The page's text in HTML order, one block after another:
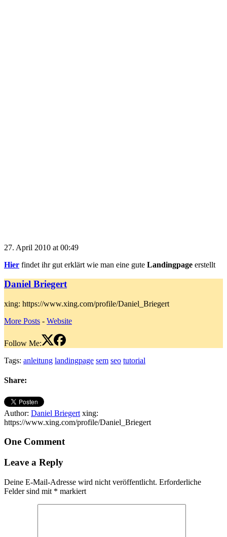
27. April 2010 at 00:49
Hier findet ihr gut erklärt wie man eine gute Landingpage erstellt
Daniel Briegert
xing: https://www.xing.com/profile/Daniel_Briegert
More Posts - Website
Follow Me:
Tags: anleitung landingpage sem seo tutorial
Share:
Author: Daniel Briegert xing:
https://www.xing.com/profile/Daniel_Briegert
One Comment
Leave a Reply
Deine E-Mail-Adresse wird nicht veröffentlicht. Erforderliche
Felder sind mit * markiert